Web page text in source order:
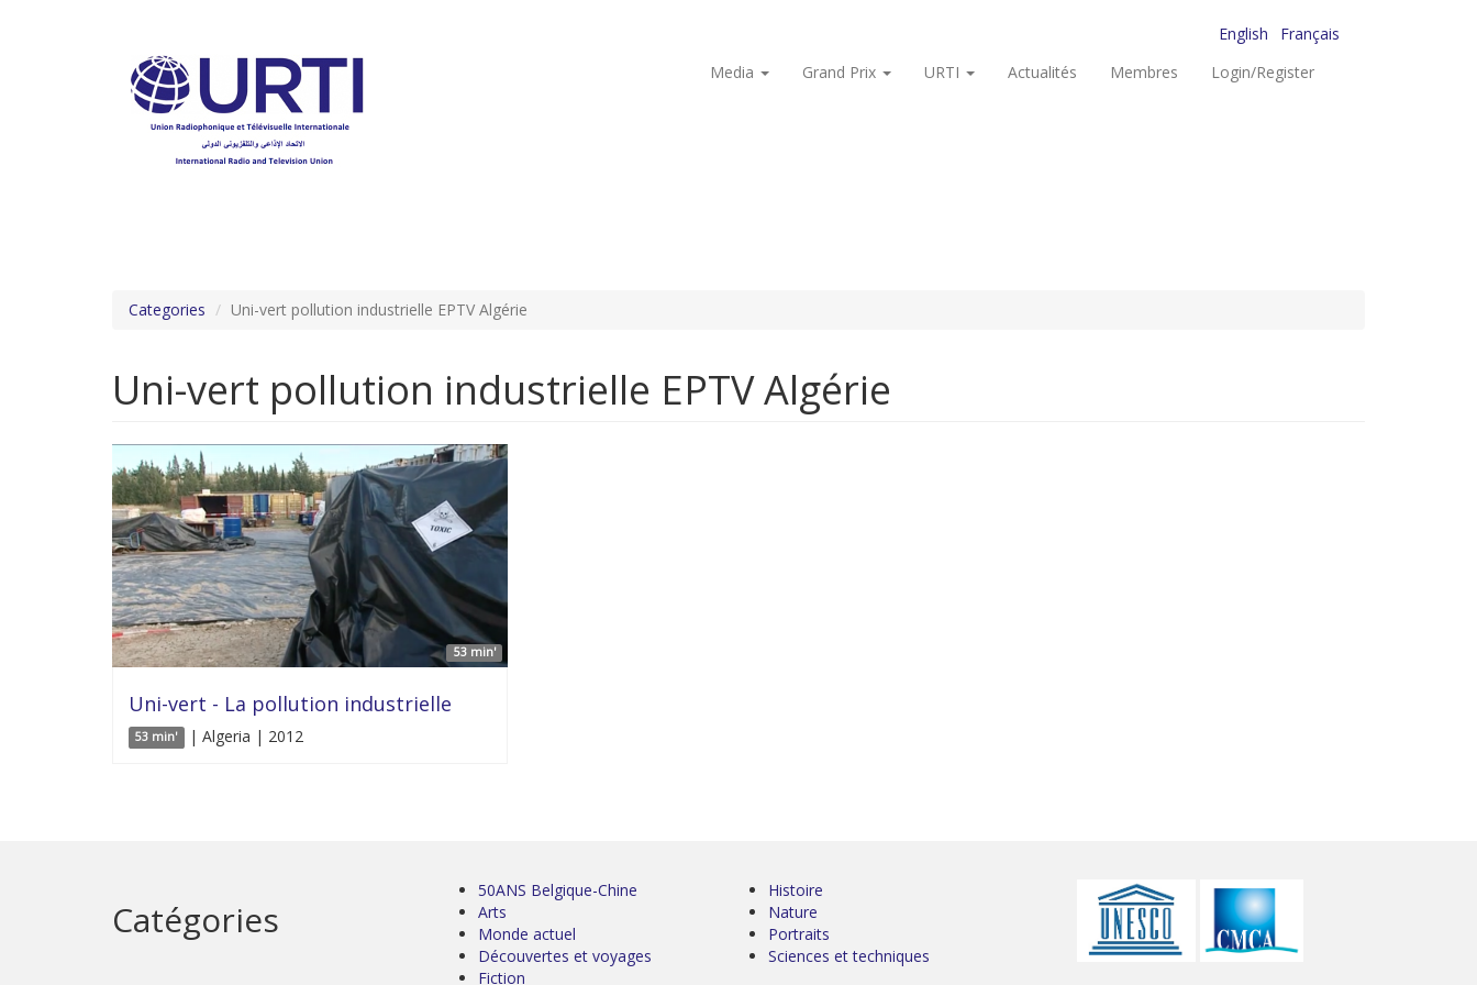
English
Français
Media
Grand Prix URTI Actualités Membres Login/Register
Categories Uni-vert pollution industrielle EPTV Algérie
Uni-vert pollution industrielle EPTV Algérie
53 min'
Uni-vert - La pollution industrielle
53 min' | Algeria | 2012
Catégories
50ANS Belgique-Chine
Arts
Monde actuel
Découvertes et voyages
Fiction
Histoire
Nature
Portraits
Sciences et techniques